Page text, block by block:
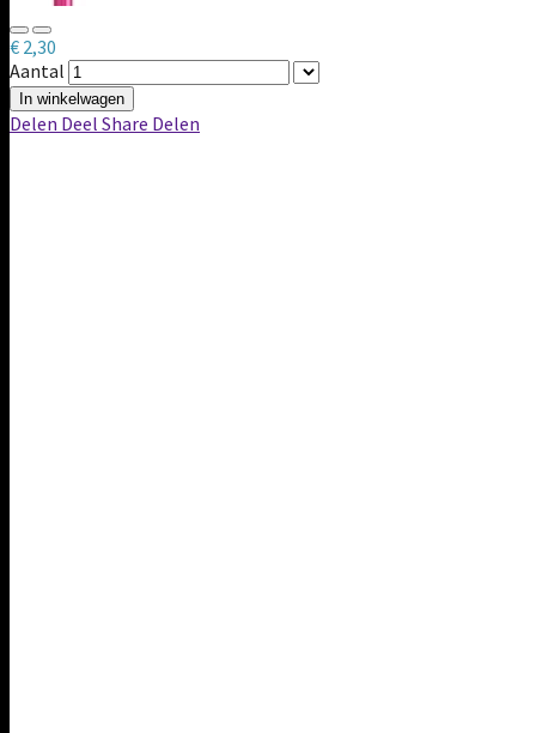
€ 2,30
Aantal
In winkelwagen
Delen Deel Share Delen